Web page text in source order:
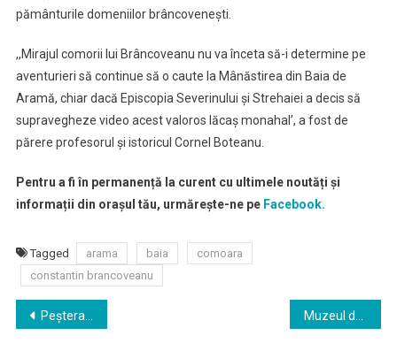
pământurile domeniilor brâncovenești.
,,Mirajul comorii lui Brâncoveanu nu va înceta să-i determine pe
aventurieri să continue să o caute la Mânăstirea din Baia de
Aramă, chiar dacă Episcopia Severinului și Strehaiei a decis să
supravegheze video acest valoros lăcaș monahal’, a fost de
părere profesorul și istoricul Cornel Boteanu.
Pentru a fi în permanență la curent cu ultimele noutăți și
informații din orașul tău, urmărește-ne peFacebook.
Tagged arama baia
comoara
constantin brancoveanu
Navigare
Peștera Izverna, legendă și miraj